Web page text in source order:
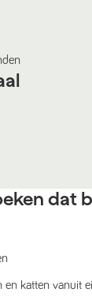
dat
en katten vanuit